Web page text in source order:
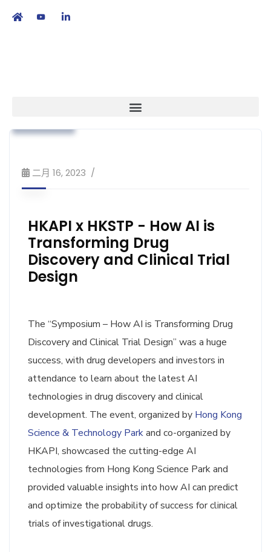
二月 16, 2023
HKAPI x HKSTP - How AI is
Transforming Drug
Discovery and Clinical Trial
Design
The “Symposium – How AI is Transforming Drug
Discovery and Clinical Trial Design” was a huge
success, with drug developers and investors in
attendance to learn about the latest AI
technologies in drug discovery and clinical
development. The event, organized by Hong Kong
Science & Technology Parkand co-organized by
HKAPI, showcased the cutting-edge AI
technologies from Hong Kong Science Park and
provided valuable insights into how AI can predict
and optimize the probability of success for clinical
trials of investigational drugs.